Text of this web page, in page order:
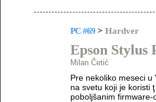
PC #69 > Hardver
Epson Stylus
Milan Četić
Pre nekoliko meseci
na svetu koji je koristi
poboljšanim